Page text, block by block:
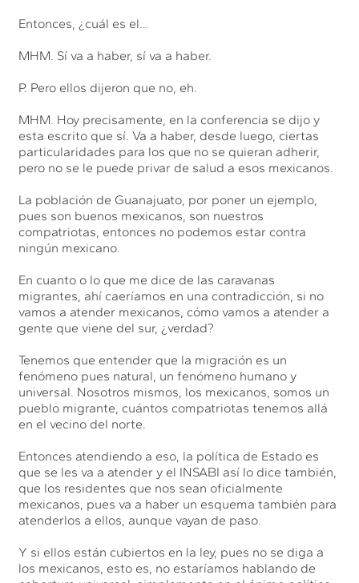
Entonces, ¿cuál es el…
MHM. Sí va a haber, sí va a haber.
P. Pero ellos dijeron que no, eh.
MHM. Hoy precisamente, en la conferencia se dijo y
esta escrito que sí. Va a haber, desde luego, ciertas
particularidades para los que no se quieran adherir,
pero no se le puede privar de salud a esos mexicanos.
La población de Guanajuato, por poner un ejemplo,
pues son buenos mexicanos, son nuestros
compatriotas, entonces no podemos estar contra
ningún mexicano.
En cuanto o lo que me dice de las caravanas
migrantes, ahí caeríamos en una contradicción, si no
vamos a atender mexicanos, cómo vamos a atender a
gente que viene del sur, ¿verdad?
Tenemos que entender que la migración es un
fenómeno pues natural, un fenómeno humano y
universal. Nosotros mismos, los mexicanos, somos un
pueblo migrante, cuántos compatriotas tenemos allá
en el vecino del norte.
Entonces atendiendo a eso, la política de Estado es
que se les va a atender y el INSABI así lo dice también,
que los residentes que nos sean oficialmente
mexicanos, pues va a haber un esquema también para
atenderlos a ellos, aunque vayan de paso.
Y si ellos están cubiertos en la ley, pues no se diga a
los mexicanos, esto es, no estaríamos hablando de